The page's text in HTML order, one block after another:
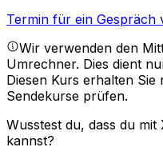
Termin für ein Gespräch
Wir verwenden den
Umrechner. Dies dient
Diesen Kurs erhalten Sie
Sendekurse prüfen.
Wusstest du, dass du
kannst?